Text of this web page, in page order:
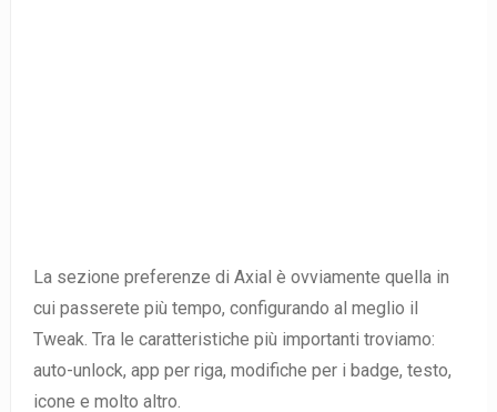
La sezione preferenze di Axial è ovviamente quella in
cui passerete più tempo, configurando al meglio il
Tweak. Tra le caratteristiche più importanti troviamo:
auto-unlock, app per riga, modifiche per i badge, testo,
icone e molto altro.